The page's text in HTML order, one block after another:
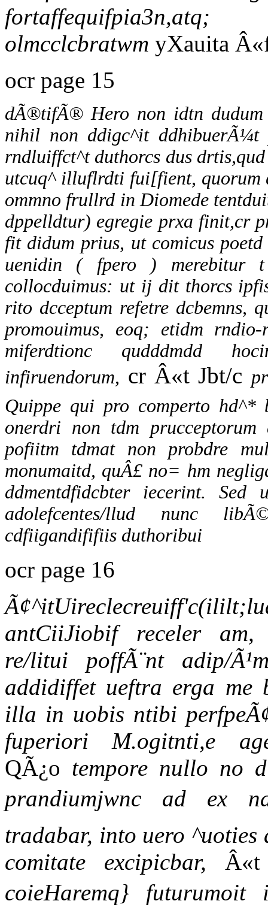
fortaffequifpia3n,atq;
olmcclcbratwm yXauita
ocr page 15
dÃ®tifÃ® Hero non idtn
nihil non ddigc^it ddhibuerÃ¼t
rndluiffct^t duthorcs dus
utcuq^ illuflrdti fui[fient, quorum
ommno frullrd in Diomede
dppelldtur) egregie prxa finit,cr
fit didum prius, ut comicus
uenidin ( fpero ) merebitur
collocduimus: ut ij dit thorcs
rito dcceptum refetre dcbemns,
promouimus, eoq; etidm
miferdtionc qudddmdd
infiruendorum, cr Â«t Jbt/c
Quippe qui pro comperto hd^*
onerdri non tdm
pofiitm tdmat non probdre
monumaitd, quÂ£ no= hm
ddmentdfidcbter iecerint.
adolefcentes/llud nunc
cdfiigandififiis duthoribui
ocr page 16
antCiiJiobif receler am,
re/litui poffÃ¨nt adip/
addidiffet ueftra erga me
illa in uobis ntibi
fuperiori M.ogitnti,e
QÃ¿o tempore nullo no
prandiumjwnc ad ex
tradabar, into uero
comitate excipicbar,
coieHaremq} futurumoit